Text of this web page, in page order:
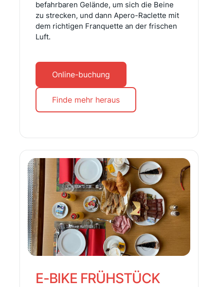
befahrbaren Gelände, um sich die Beine
zu strecken, und dann Apero-Raclette mit
dem richtigen Franquette an der frischen
Luft.
Online-buchung
Finde mehr heraus
E-BIKE FRÜHSTÜCK